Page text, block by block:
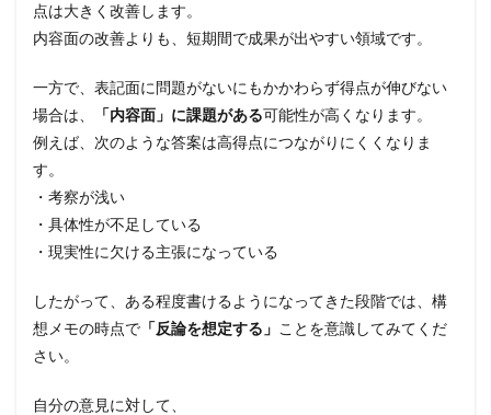
点は大きく改善します。
内容面の改善よりも、短期間で成果が出やすい領域です。
一方で、表記面に問題がないにもかかわらず得点が伸びない
場合は、
「内容面」に課題がある可能性が高くなります。
例えば、次のような答案は高得点につながりにくくなりま
す。
・考察が浅い
・具体性が不足している
・現実性に欠ける主張になっている
したがって、ある程度書けるようになってきた段階では、構
想メモの時点で 「反論を想定する」 ことを意識してみてくだ
さい。
自分の意見に対して、